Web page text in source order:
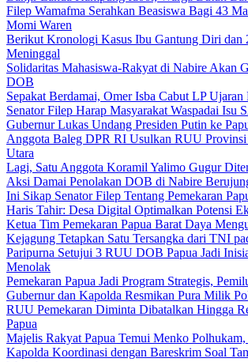
Filep Wamafma Serahkan Beasiswa Bagi 43
Momi Waren
Berikut Kronologi Kasus Ibu Gantung Diri dan
Meninggal
Solidaritas Mahasiswa-Rakyat di Nabire Akan
DOB
Sepakat Berdamai, Omer Isba Cabut LP
Senator Filep Harap Masyarakat Waspadai Isu
Gubernur Lukas Undang Presiden Putin ke
Anggota Baleg DPR RI Usulkan RUU Provinsi
Utara
Lagi, Satu Anggota Koramil Yalimo Gugur
Aksi Damai Penolakan DOB di Nabire
Ini Sikap Senator Filep Tentang Pemekaran
Haris Tahir: Desa Digital Optimalkan Potensi
Ketua Tim Pemekaran Papua Barat Daya
Kejagung Tetapkan Satu Tersangka dari TNI
Paripurna Setujui 3 RUU DOB Papua Jadi
Menolak
Pemekaran Papua Jadi Program Strategis,
Gubernur dan Kapolda Resmikan Pura Milik
RUU Pemekaran Diminta Dibatalkan Hingga
Papua
Majelis Rakyat Papua Temui Menko
Kapolda Koordinasi dengan Bareskrim Soal